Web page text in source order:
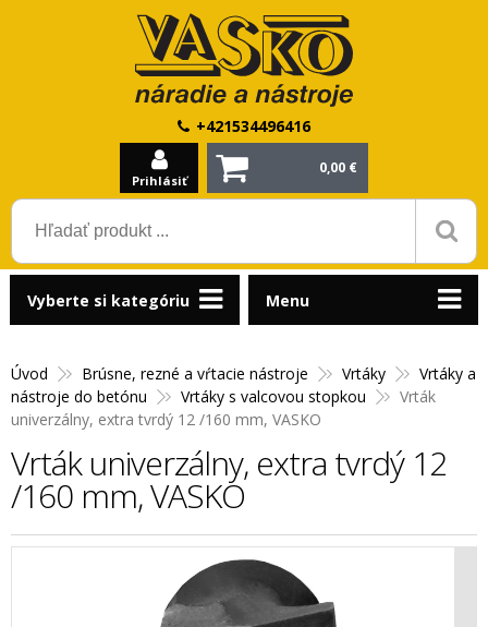
+421534496416
Prihlásiť
0,00 €
Úvod Brúsne, rezné a vŕtacie nástroje Vrtáky
Vrtáky a
nástroje do betónu
Vrtáky s valcovou stopkou
Vrták
univerzálny, extra tvrdý 12 /160 mm, VASKO
Vrták univerzálny, extra tvrdý 12
/160 mm, VASKO
Vyberte si kategóriu Menu